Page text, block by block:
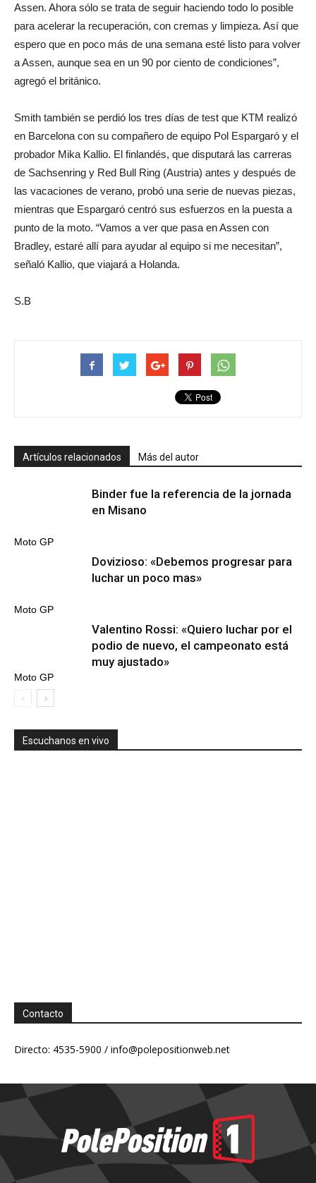
Assen. Ahora sólo se trata de seguir haciendo todo lo posible
para acelerar la recuperación, con cremas y limpieza. Así que
espero que en poco más de una semana esté listo para volver
a Assen, aunque sea en un 90 por ciento de condiciones”,
agregó el británico.
Smith también se perdió los tres días de test que KTM realizó
en Barcelona con su compañero de equipo Pol Espargaró y el
probador Mika Kallio. El finlandés, que disputará las carreras
de Sachsenring y Red Bull Ring (Austria) antes y después de
las vacaciones de verano, probó una serie de nuevas piezas,
mientras que Espargaró centró sus esfuerzos en la puesta a
punto de la moto. “Vamos a ver que pasa en Assen con
Bradley, estaré allí para ayudar al equipo si me necesitan”,
señaló Kallio, que viajará a Holanda.
S.B
Artículos relacionados Más del autor
Moto GP
Binder fue la referencia de la jornada
en Misano
Moto GP
Dovizioso: «Debemos progresar para
luchar un poco mas»
Moto GP
Valentino Rossi: «Quiero luchar por el
podio de nuevo, el campeonato está
muy ajustado»
Escuchanos en vivo
Contacto
Directo: 4535-5900 / info@polepositionweb.net